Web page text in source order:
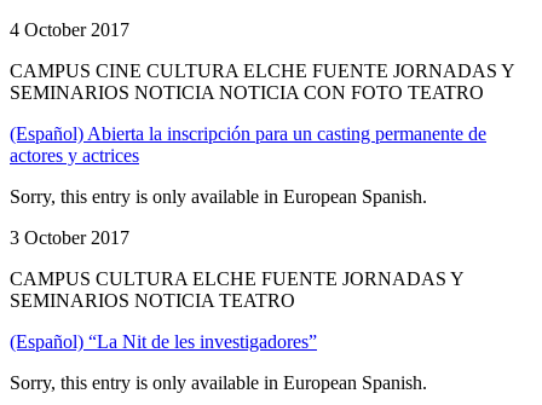
4 October 2017
CAMPUS CINE CULTURA ELCHE FUENTE JORNADAS Y
SEMINARIOS NOTICIA NOTICIA CON FOTO TEATRO
(Español) Abierta la inscripción para un casting permanente de
actores y actrices
Sorry, this entry is only available in European Spanish.
3 October 2017
CAMPUS CULTURA ELCHE FUENTE JORNADAS Y
SEMINARIOS NOTICIA TEATRO
(Español) “La Nit de les investigadores”
Sorry, this entry is only available in European Spanish.